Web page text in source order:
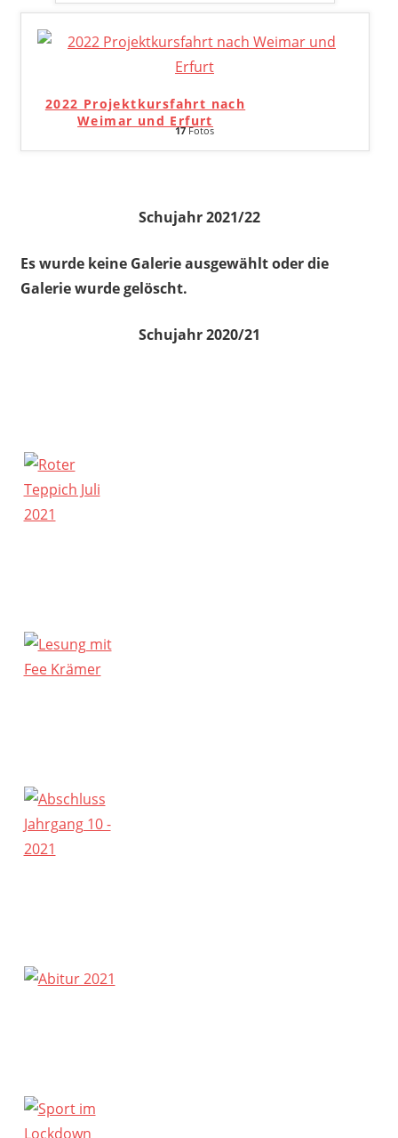
2022 Projektkursfahrt nach
Weimar und Erfurt
17Fotos
Schujahr 2021/22
Es wurde keine Galerie ausgewählt oder die
Galerie wurde gelöscht.
Schujahr 2020/21